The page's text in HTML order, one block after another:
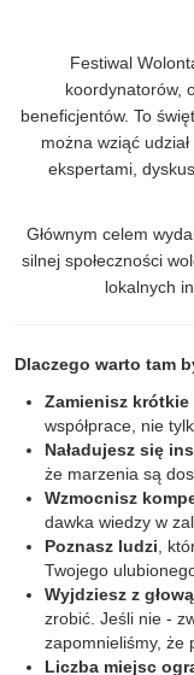
Festiwal
koordynatorów,
beneficjentów. To
można wziąć
ekspertami,
Głównym celem
silnej społeczności
lokalnych
Dlaczego warto tam
Zamienisz
współprace, nie
Naładujesz się
że marzenia są
Wzmocnisz
dawka wiedzy w
Poznasz ludzi ,
Twojego
Wyjdziesz z
zrobić. Jeśli nie -
zapomnieliśmy, że
Liczba miejsc